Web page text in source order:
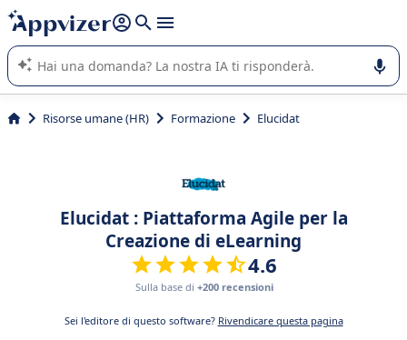
righe con
shift + enter
L'IA di Appvizer vi guida nell'utilizzo o nella scelta di un
software SaaS per la vostra azienda.
Risorse umane (HR) Formazione Elucidat
Elucidat : Piattaforma Agile per la
Creazione di eLearning
4.6
Sulla base di +200 recensioni
Sei l'editore di questo software? Rivendicare questa pagina